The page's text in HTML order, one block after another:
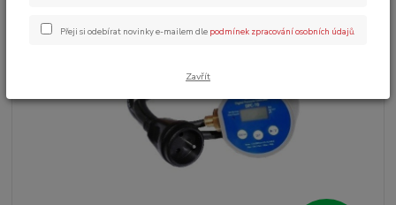
Přeji si odebírat novinky e-mailem dle podmínek zpracování osobních údajů
Zavřít